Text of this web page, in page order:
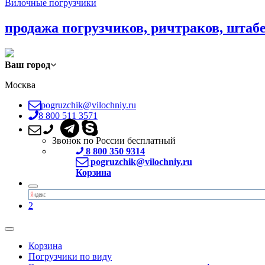
Вилочные погрузчики
продажа погрузчиков, ричтраков,
Ваш город
Москва
pogruzchik@vilochniy.ru
8 800 511 3571
Звонок по России бесплатный
8 800 350 9314
pogruzchik@vilochniy.ru
Корзина
2
Корзина
Погрузчики по виду